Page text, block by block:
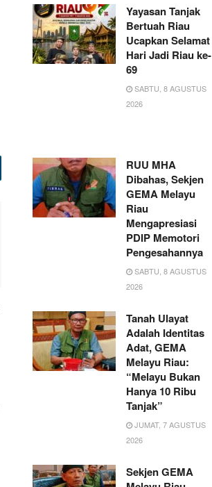
Yayasan Tanjak
Bertuah Riau
Ucapkan Selamat
Hari Jadi Riau ke-
69
SABTU, 8 AGUSTUS
2026
RUU MHA
Dibahas, Sekjen
GEMA Melayu
Riau
Mengapresiasi
PDIP Memotori
Pengesahannya
SABTU, 8 AGUSTUS
2026
Tanah Ulayat
Adalah Identitas
Adat, GEMA
Melayu Riau:
“Melayu Bukan
Hanya 10 Ribu
Tanjak”
JUMAT, 7 AGUSTUS
2026
Sekjen GEMA